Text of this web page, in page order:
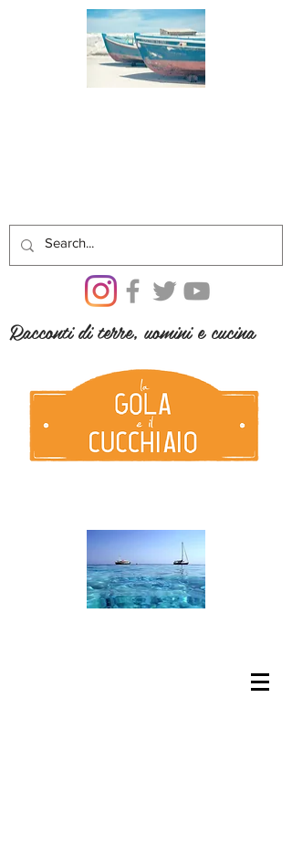
Racconti di terre, uomini e cucina